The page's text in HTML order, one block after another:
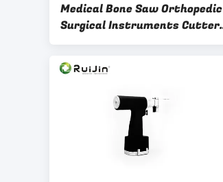
Medical Bone Saw Orthopedic
Surgical Instruments Cutter
with Electric Surgery Tool air
Oscillating Saw